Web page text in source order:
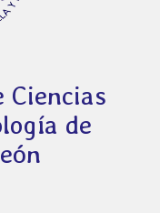
Ciencias
de